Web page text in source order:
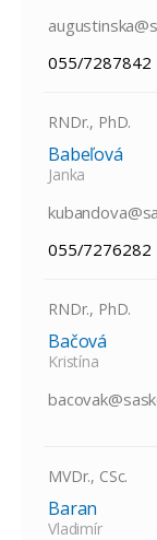
055/7287842
RNDr., PhD.
Babeľová
Janka
055/7276282
RNDr., PhD.
Bačová
Kristína
MVDr., CSc.
Baran
Vladimír